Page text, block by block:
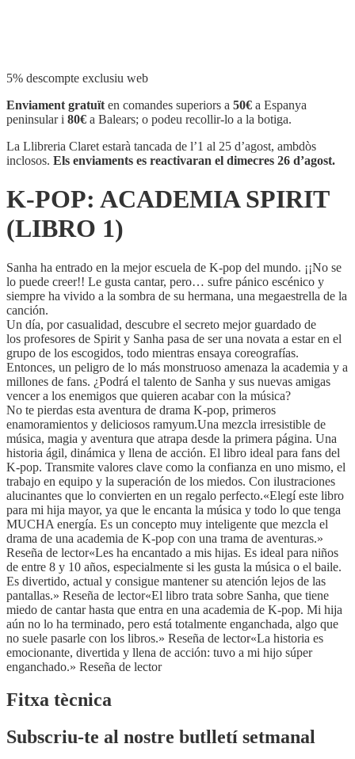
5% descompte exclusiu web
Enviament gratuït en comandes superiors a 50€ a Espanya
peninsular i 80€ a Balears; o podeu recollir-lo a la botiga.
La Llibreria Claret estarà tancada de l’1 al 25 d’agost, ambdòs
inclosos. Els enviaments es reactivaran el dimecres 26 d’agost.
K-POP: ACADEMIA SPIRIT
(LIBRO 1)
Sanha ha entrado en la mejor escuela de K-pop del mundo. ¡¡No se
lo puede creer!! Le gusta cantar, pero… sufre pánico escénico y
siempre ha vivido a la sombra de su hermana, una megaestrella de la
canción.
Un día, por casualidad, descubre el secreto mejor guardado de
los profesores de Spirit y Sanha pasa de ser una novata a estar en el
grupo de los escogidos, todo mientras ensaya coreografías.
Entonces, un peligro de lo más monstruoso amenaza la academia y a
millones de fans. ¿Podrá el talento de Sanha y sus nuevas amigas
vencer a los enemigos que quieren acabar con la música?
No te pierdas esta aventura de drama K-pop, primeros
enamoramientos y deliciosos ramyum.Una mezcla irresistible de
música, magia y aventura que atrapa desde la primera página. Una
historia ágil, dinámica y llena de acción. El libro ideal para fans del
K-pop. Transmite valores clave como la confianza en uno mismo, el
trabajo en equipo y la superación de los miedos. Con ilustraciones
alucinantes que lo convierten en un regalo perfecto.«Elegí este libro
para mi hija mayor, ya que le encanta la música y todo lo que tenga
MUCHA energía. Es un concepto muy inteligente que mezcla el
drama de una academia de K-pop con una trama de aventuras.»
Reseña de lector«Les ha encantado a mis hijas. Es ideal para niños
de entre 8 y 10 años, especialmente si les gusta la música o el baile.
Es divertido, actual y consigue mantener su atención lejos de las
pantallas.» Reseña de lector«El libro trata sobre Sanha, que tiene
miedo de cantar hasta que entra en una academia de K-pop. Mi hija
aún no lo ha terminado, pero está totalmente enganchada, algo que
no suele pasarle con los libros.» Reseña de lector«La historia es
emocionante, divertida y llena de acción: tuvo a mi hijo súper
enganchado.» Reseña de lector
Fitxa tècnica
Subscriu-te al nostre butlletí setmanal